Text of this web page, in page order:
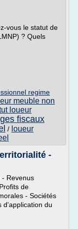
vous le statut de
? Quels
regime
meuble non
loueur
fiscaux
/ loueur
-
- Revenus
de
- Sociétés
d'application du